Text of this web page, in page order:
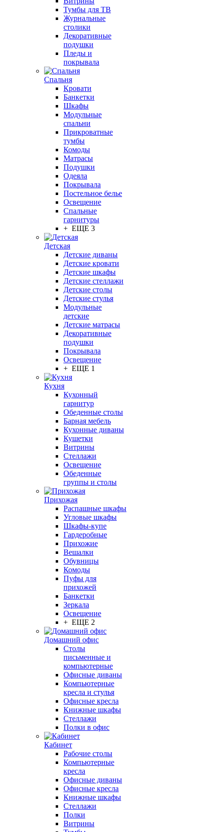
Тумбы для ТВ
Журнальные
столики
Декоративные
подушки
Пледы и
покрывала
Спальня
Кровати
Банкетки
Шкафы
Модульные
спальни
Прикроватные
тумбы
Комоды
Матрасы
Подушки
Одеяла
Покрывала
Постельное белье
Освещение
Спальные
гарнитуры
+ ЕЩЕ 3
Детская
Детские диваны
Детские кровати
Детские шкафы
Детские стеллажи
Детские столы
Детские стулья
Модульные
детские
Детские матрасы
Декоративные
подушки
Покрывала
Освещение
+ ЕЩЕ 1
Кухня
Кухонный
гарнитур
Обеденные столы
Барная мебель
Кухонные диваны
Кушетки
Витрины
Стеллажи
Освещение
Обеденные
группы и столы
Прихожая
Распашные шкафы
Угловые шкафы
Шкафы-купе
Гардеробные
Прихожие
Вешалки
Обувницы
Комоды
Пуфы для
прихожей
Банкетки
Зеркала
Освещение
+ ЕЩЕ 2
Домашний офис
Столы
письменные и
компьютерные
Офисные диваны
Компьютерные
кресла и стулья
Офисные кресла
Книжные шкафы
Стеллажи
Полки в офис
Кабинет
Рабочие столы
Компьютерные
кресла
Офисные диваны
Офисные кресла
Книжные шкафы
Стеллажи
Полки
Витрины